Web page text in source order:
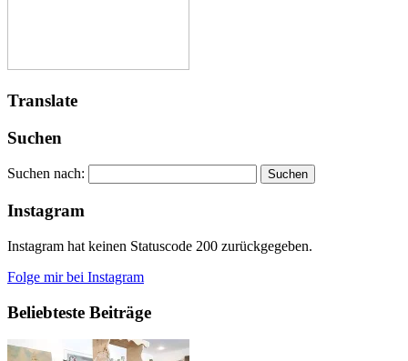
Translate
Suchen
Suchen nach:
Instagram
Instagram hat keinen Statuscode 200 zurückgegeben.
Folge mir bei Instagram
Beliebteste Beiträge